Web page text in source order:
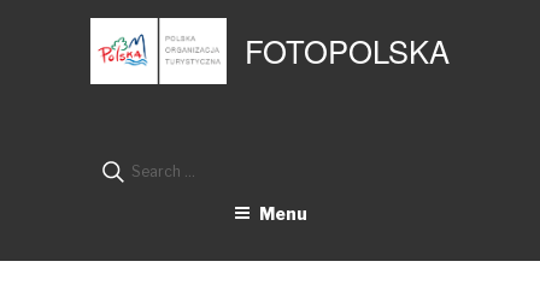
FOTOPOLSKA
Search
Menu
Panel zarządzania plikami cookies